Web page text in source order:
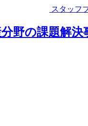
スタッフ
分野の課題解